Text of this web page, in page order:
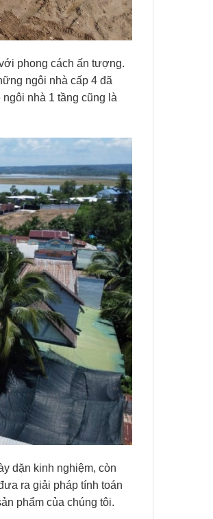
phong cách ấn tượng.
ngôi nhà cấp 4 đã
nhà 1 tầng cũng là
dặn kinh nghiệm, còn
ra giải pháp tính toán
phẩm của chúng tôi.